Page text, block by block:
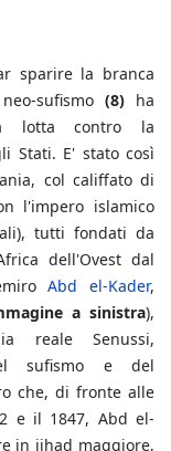
sparire la branca
sufismo(8)ha
lotta contro la
Stati. E' stato così
col califfato di
l'impero islamico
tutti fondati da
dell'Ovest dal
Abd el-Kader,
a sinistra),
reale Senussi,
sufismo e del
che, di fronte alle
e il 1847, Abd el-
in jihad maggiore,